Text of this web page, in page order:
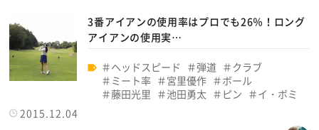
3番アイアンの使用率はプロでも26％！ロング
アイアンの使用実…
ヘッドスピード 弾道
クラブ
ミート率
宮里優作
ボール
藤田光里
池田勇太 ピン
イ・ボミ
2015.12.04